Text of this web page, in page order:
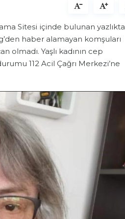
Sitesi içinde bulunan yazlıkta
haber alamayan komşuları
olmadı. Yaşlı kadının cep
112 Acil Çağrı Merkezi’ne